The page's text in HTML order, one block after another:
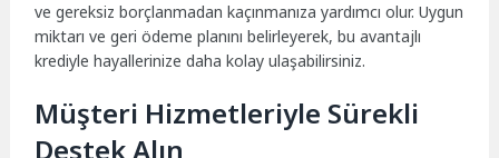
ve gereksiz borçlanmadan kaçınmanıza yardımcı olur. Uygun
miktarı ve geri ödeme planını belirleyerek, bu avantajlı
krediyle hayallerinize daha kolay ulaşabilirsiniz.
Müşteri Hizmetleriyle Sürekli
Destek Alın